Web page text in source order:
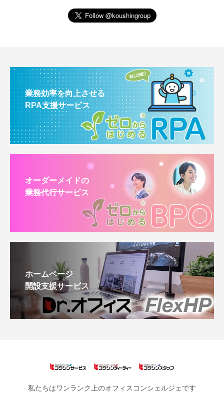
業務効率を向上させる
RPA支援サービス
オーダーメイドの
業務代行サービス
ホームページ
開設支援サービス
私たちはワンランク上のオフィスコンシェルジェです